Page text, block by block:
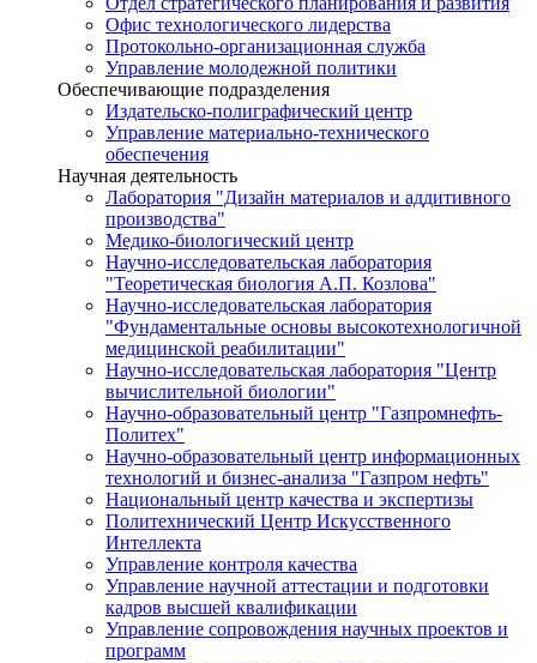
Офис технологического лидерства
Протокольно-организационная служба
Управление молодежной политики
Обеспечивающие подразделения
Издательско-полиграфический центр
Управление материально-технического
обеспечения
Научная деятельность
Лаборатория "Дизайн материалов и аддитивного
производства"
Медико-биологический центр
Научно-исследовательская лаборатория
"Теоретическая биология А.П. Козлова"
Научно-исследовательская лаборатория
"Фундаментальные основы высокотехнологичной
медицинской реабилитации"
Научно-исследовательская лаборатория "Центр
вычислительной биологии"
Научно-образовательный центр "Газпромнефть-
Политех"
Научно-образовательный центр информационных
технологий и бизнес-анализа "Газпром нефть"
Национальный центр качества и экспертизы
Политехнический Центр Искусственного
Интеллекта
Управление контроля качества
Управление научной аттестации и подготовки
кадров высшей квалификации
Управление сопровождения научных проектов и
программ